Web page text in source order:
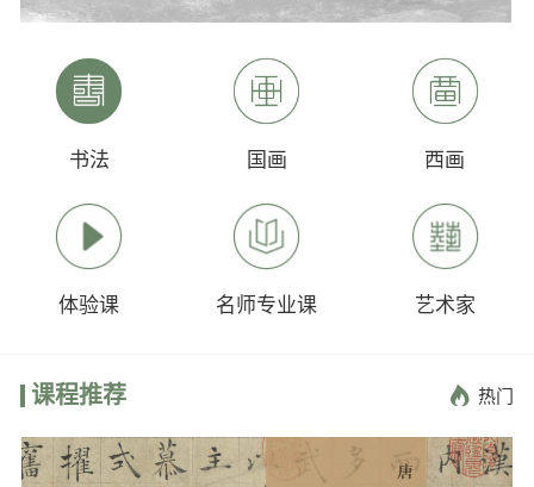
书法 国画 西画
体验课 名师专业课 艺术家
课程推荐  热门